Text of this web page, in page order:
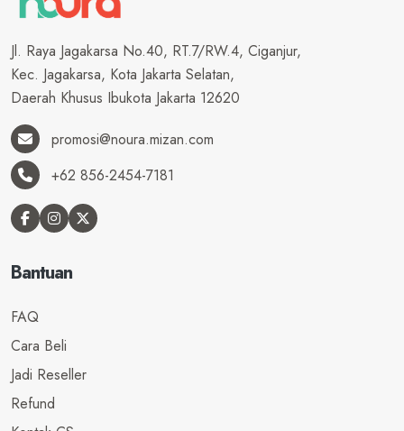
Jl. Raya Jagakarsa No.40, RT.7/RW.4, Ciganjur,
Kec. Jagakarsa, Kota Jakarta Selatan,
Daerah Khusus Ibukota Jakarta 12620
promosi@noura.mizan.com
+62 856-2454-7181
Bantuan
FAQ
Cara Beli
Jadi Reseller
Refund